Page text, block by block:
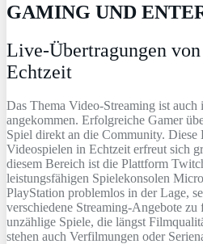
GAMING UND
Live-Übertragungen
Echtzeit
Das Thema Video-Streaming ist
angekommen. Erfolgreiche Gamer
Spiel direkt an die Community.
Videospielen in Echtzeit erfreut sich
diesem Bereich ist die Plattform
leistungsfähigen Spielekonsolen
PlayStation problemlos in der Lage,
verschiedene Streaming-Angebote
unzählige Spiele, die längst
stehen auch Verfilmungen oder